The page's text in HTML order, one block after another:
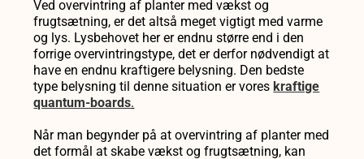
Ved overvintring af planter med vækst og
frugtsætning, er det altså meget vigtigt med varme
og lys. Lysbehovet her er endnu større end i den
forrige overvintringstype, det er derfor nødvendigt at
have en endnu kraftigere belysning. Den bedste
type belysning til denne situation er vores kraftige
quantum-boards.
Når man begynder på at overvintring af planter med
det formål at skabe vækst og frugtsætning, kan